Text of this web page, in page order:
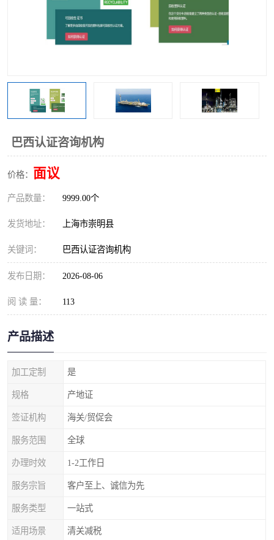
巴西认证咨询机构
价格： 面议
产品数量： 9999.00个
发货地址： 上海市崇明县
关键词： 巴西认证咨询机构
发布日期： 2026-08-06
阅 读 量： 113
产品描述
加工定制 是
规格 产地证
签证机构 海关/贸促会
服务范围 全球
办理时效 1-2工作日
服务宗旨 客户至上、诚信为先
服务类型 一站式
适用场景 清关减税